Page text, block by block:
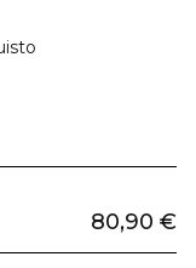
80,90 €